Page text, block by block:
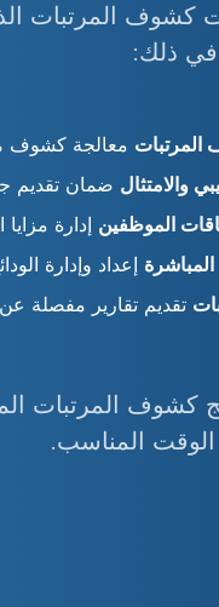
في ذلك:
معالجة كشوف
والامتثال ضمان تقديم
الموظفين إدارة
المباشرة إعداد وإدارة
تقديم تقارير مفصلة
كشوف المرتبات
المناسب.